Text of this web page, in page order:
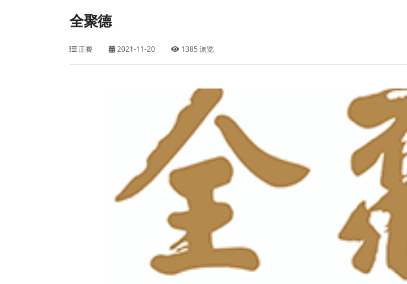
全聚德
正餐 2021-11-20 1385 浏览